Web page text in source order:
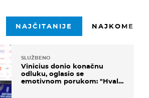
NAJČITANIJE
SLUŽBENO
Vinicius donio konačnu
odluku, oglasio se
emotivnom porukom: "Hvala